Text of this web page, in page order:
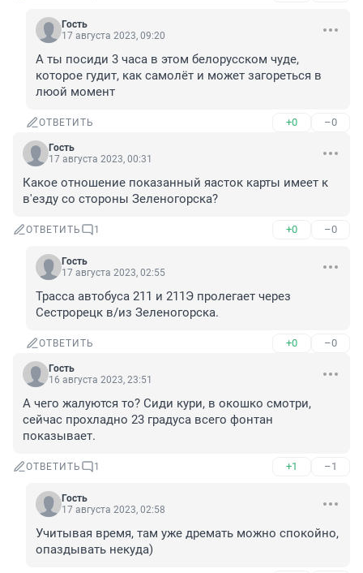
Гость
17 августа 2023, 09:20
А ты посиди 3 часа в этом белорусском чуде,
которое гудит, как самолёт и может загореться в
люой момент
ОТВЕТИТЬ +0 –0
Гость
17 августа 2023, 00:31
Какое отношение показанный яасток карты имеет к
в'езду со стороны Зеленогорска?
ОТВЕТИТЬ 1 +0 –0
Гость
17 августа 2023, 02:55
Трасса автобуса 211 и 211Э пролегает через
Сестрорецк в/из Зеленогорска.
ОТВЕТИТЬ +0 –0
Гость
16 августа 2023, 23:51
А чего жалуются то? Сиди кури, в окошко смотри,
сейчас прохладно 23 градуса всего фонтан
показывает.
ОТВЕТИТЬ 1 +1 –1
Гость
17 августа 2023, 02:58
Учитывая время, там уже дремать можно спокойно,
опаздывать некуда)